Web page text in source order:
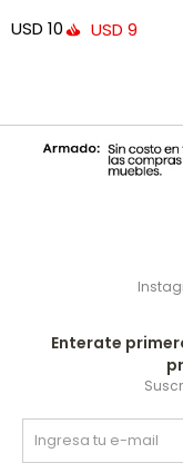
USD 10 USD 9
Enterate